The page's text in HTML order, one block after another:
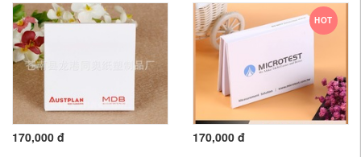
170,000 đ
HOT
170,000 đ